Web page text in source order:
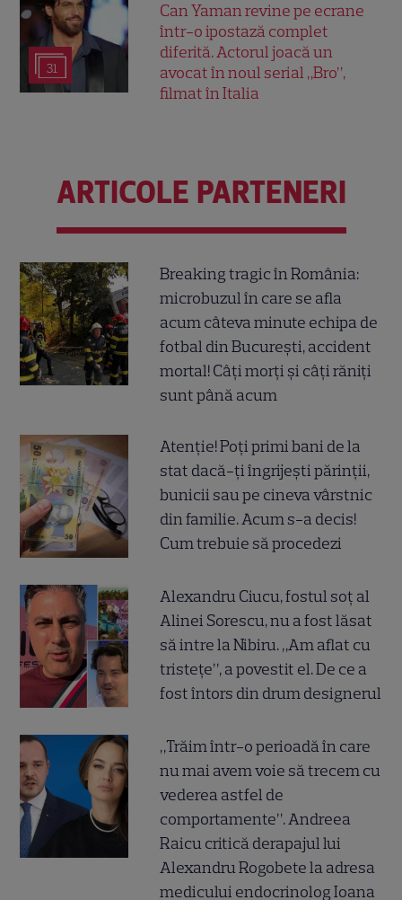
31
Can Yaman revine pe ecrane
într-o ipostază complet
diferită. Actorul joacă un
avocat în noul serial „Bro”,
filmat în Italia
ARTICOLE PARTENERI
Breaking tragic în România:
microbuzul în care se afla
acum câteva minute echipa de
fotbal din București, accident
mortal! Câți morți și câți răniți
sunt până acum
Atenție! Poți primi bani de la
stat dacă-ți îngrijești părinții,
bunicii sau pe cineva vârstnic
din familie. Acum s-a decis!
Cum trebuie să procedezi
Alexandru Ciucu, fostul soț al
Alinei Sorescu, nu a fost lăsat
să intre la Nibiru. „Am aflat cu
tristețe”, a povestit el. De ce a
fost întors din drum designerul
„Trăim într-o perioadă în care
nu mai avem voie să trecem cu
vederea astfel de
comportamente”. Andreea
Raicu critică derapajul lui
Alexandru Rogobete la adresa
medicului endocrinolog Ioana